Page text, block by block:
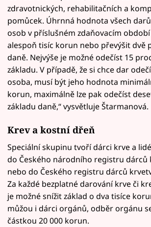
zdravotnických, rehabilitačních a
pomůcek. Úhrnná hodnota všech
osob v příslušném zdaňovacím
alespoň tisíc korun nebo převýšit dvě
daně. Nejvýše je možné odečíst 15
základu. V případě, že si chce dar
osoba, musí být jeho hodnota
korun, maximálně lze pak odečíst
základu daně,“ vysvětluje Štarmanová.
Krev a kostní dřeň
Speciální skupinu tvoří dárci krve a
do Českého národního registru dárců
nebo do Českého registru dárců
Za každé bezplatné darování krve či
je možné snížit základ o dva tisíce
můžou i dárci orgánů, odběr orgánu
částkou 20 000 korun.